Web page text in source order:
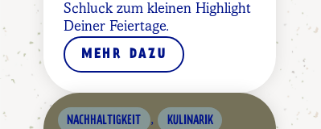
Schluck zum kleinen Highlight
Deiner Feiertage.
MEHR DAZU
NACHHALTIGKEIT , KULINARIK